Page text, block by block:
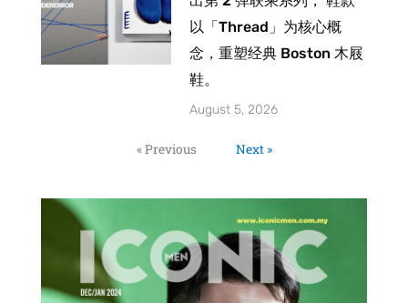
以「Thread」为核心概
念，重塑经典 Boston 木屐
鞋。
August 5, 2026
« Previous Next »